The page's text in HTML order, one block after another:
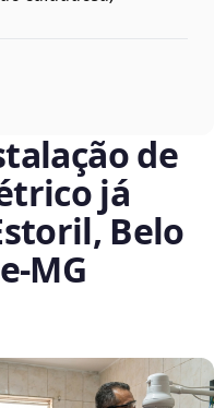
de
já
Belo